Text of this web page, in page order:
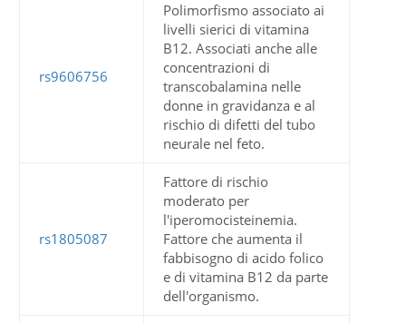
rs9606756
Polimorfismo associato ai
livelli sierici di vitamina
B12. Associati anche alle
concentrazioni di
transcobalamina nelle
donne in gravidanza e al
rischio di difetti del tubo
neurale nel feto.
rs1805087
Fattore di rischio
moderato per
l'iperomocisteinemia.
Fattore che aumenta il
fabbisogno di acido folico
e di vitamina B12 da parte
dell'organismo.